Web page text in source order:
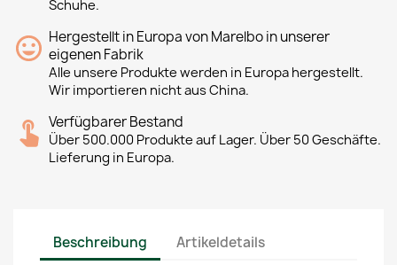
Schuhe.
Hergestellt in Europa von Marelbo in unserer
eigenen Fabrik
Alle unsere Produkte werden in Europa hergestellt.
Wir importieren nicht aus China.
Verfügbarer Bestand
Über 500.000 Produkte auf Lager. Über 50 Geschäfte.
Lieferung in Europa.
Beschreibung Artikeldetails